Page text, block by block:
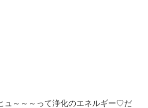
ュ～～～って浄化のエネルギー♡だ